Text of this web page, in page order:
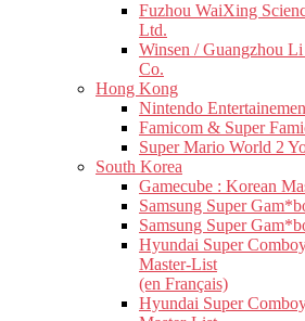
Fuzhou WaiXing
Ltd.
Winsen / Guangzhou
Co.
Hong Kong
Nintendo
Famicom & Super
Super Mario World 2
South Korea
Gamecube : Korean
Samsung Super
Samsung Super
Hyundai Super
Master-List
(en Français)
Hyundai Super